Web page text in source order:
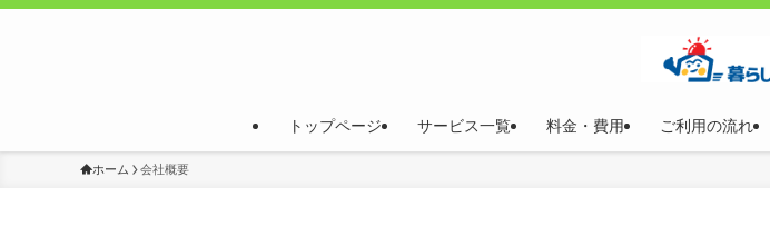
トップページ サービス一覧 料金・費用 ご利用の流れ
ホーム 会社概要